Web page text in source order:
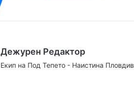
Дежурен Редактор
Екип на Под Тепето - Наистина Пловдив